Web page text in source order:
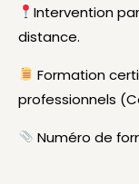
Intervention
distance.
Formation
professionnels
Numéro de